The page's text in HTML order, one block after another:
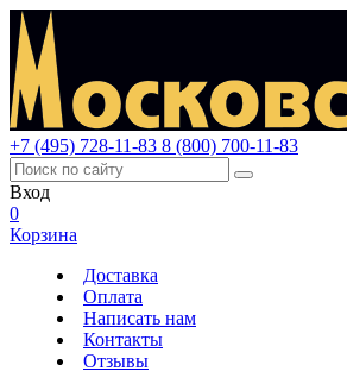
+7 (495) 728-11-83 8 (800) 700-11-83
Вход
0
Корзина
Доставка
Оплата
Написать нам
Контакты
Отзывы